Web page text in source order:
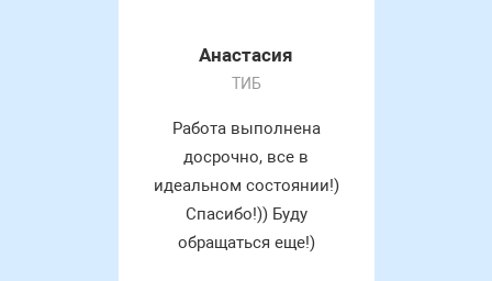
Анастасия
ТИБ
Работа выполнена
досрочно, все в
идеальном состоянии!)
Спасибо!)) Буду
обращаться еще!)